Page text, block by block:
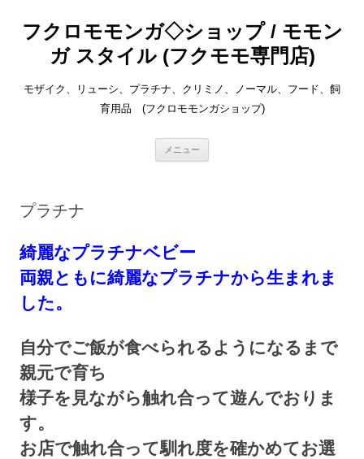
テ
ン
キ
ッ
フクロモモンガ◇ショップ / モモン
ガ スタイル (フクモモ専門店)
モザイク、リューシ、プラチナ、クリミノ、ノーマル、フード、飼
育用品 (フクロモモンガショップ)
メニュー
プラチナ
綺麗なプラチナベビー
両親ともに綺麗なプラチナから生まれま
した。
自分でご飯が食べられるようになるまで
親元で育ち
様子を見ながら触れ合って遊んでおりま
す。
お店で触れ合って馴れ度を確かめてお選